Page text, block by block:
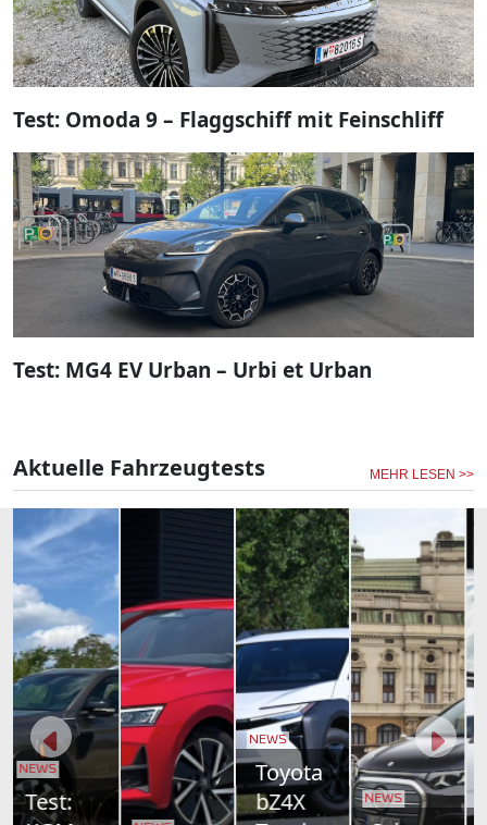
Test: Omoda 9 – Flaggschiff mit Feinschliff
Test: MG4 EV Urban – Urbi et Urban
Aktuelle Fahrzeugtests MEHR LESEN >>
NEWS
Toyota
bZ4X
NEWS NEWS